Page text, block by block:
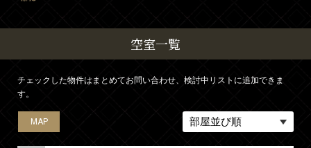
空室一覧
チェックした物件はまとめてお問い合わせ、検討中リストに追加できま
す。
MAP
MAP
MAP